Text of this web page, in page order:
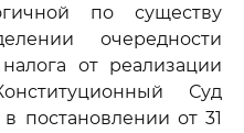
по существу
очередности
от реализации
Суд
постановлении от 31